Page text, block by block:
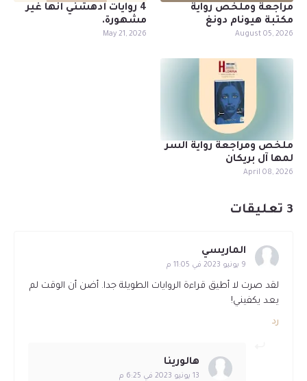
مراجعة وملخص رواية
مكتبة هيونام دونغ
August 05, 2026
4 روايات أدهشني أنها غير
مشهورة.
May 21, 2026
ملخص ومراجعة رواية السر
لمها آل بريكان
April 08, 2026
3 تعليقات
الماريسي
9 يونيو 2023 في 11:05 م
لقد صرت لا أطيق قراءة الروايات الطويلة جدا. أضن أن الوقت لم
يعد يكفيني!
رد
هالورينا
13 يونيو 2023 في 6:25 م